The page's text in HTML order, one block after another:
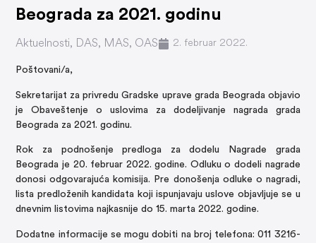
Beograda za 2021. godinu
Aktuelnosti, DAS, MAS, OAS 2. februar 2022.
Poštovani/a,
Sekretarijat za privredu Gradske uprave grada Beograda objavio
je Obaveštenje o uslovima za dodeljivanje nagrada grada
Beograda za 2021. godinu.
Rok za podnošenje predloga za dodelu Nagrade grada
Beograda je 20. februar 2022. godine. Odluku o dodeli nagrade
donosi odgovarajuća komisija. Pre donošenja odluke o nagradi,
lista predloženih kandidata koji ispunjavaju uslove objavljuje se u
dnevnim listovima najkasnije do 15. marta 2022. godine.
Dodatne informacije se mogu dobiti na broj telefona: 011 3216-